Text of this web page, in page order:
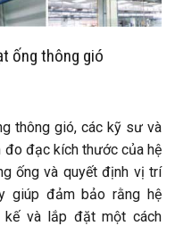
ống thông gió
thông gió, các kỹ sư và
đo đạc kích thước của hệ
ống và quyết định vị trí
giúp đảm bảo rằng hệ
và lắp đặt một cách